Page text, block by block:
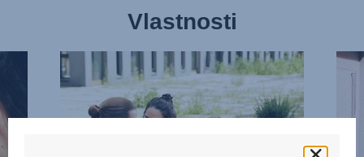
Vlastnosti
ÚZKÝ
DESIGN,
z
2